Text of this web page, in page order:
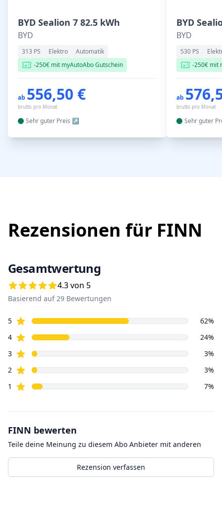
BYD Sealion 7 82.5 kWh
BYD
313 PS Elektro
Automatik
-250€ mit myAutoAbo Gutschein
ab 556,50 €
brutto pro Monat
Sehr guter Preis
BYD
BYD
530 PS
-250€ mit
ab
brutto pro Monat
Sehr guter
Rezensionen für FINN
Gesamtwertung
4.3 von 5
Basierend auf29 Bewertungen
5Sterne 62%
4Sterne 24%
3Sterne 3%
2 Sterne 3%
1
Sterne 7%
FINN bewerten
Teile deine Meinung zu diesem Abo Anbieter mit anderen
Rezension verfassen